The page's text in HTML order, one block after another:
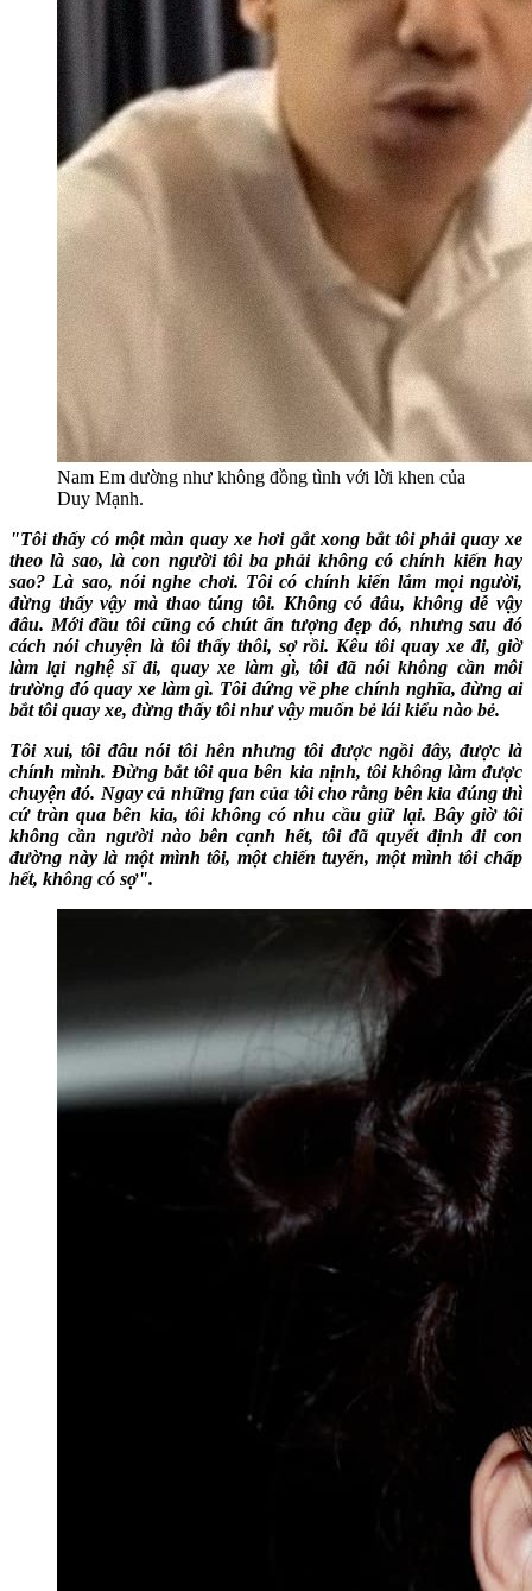
Nam Em dường như không đồng tình với lời khen của
Duy Mạnh.
"Tôi thấy có một màn quay xe hơi gắt xong bắt tôi phải quay xe
theo là sao, là con người tôi ba phải không có chính kiến hay
sao? Là sao, nói nghe chơi. Tôi có chính kiến lắm mọi người,
đừng thấy vậy mà thao túng tôi. Không có đâu, không dễ vậy
đâu. Mới đầu tôi cũng có chút ấn tượng đẹp đó, nhưng sau đó
cách nói chuyện là tôi thấy thôi, sợ rồi. Kêu tôi quay xe đi, giờ
làm lại nghệ sĩ đi, quay xe làm gì, tôi đã nói không cần môi
trường đó quay xe làm gì. Tôi đứng về phe chính nghĩa, đừng ai
bắt tôi quay xe, đừng thấy tôi như vậy muốn bẻ lái kiểu nào bẻ.
Tôi xui, tôi đâu nói tôi hên nhưng tôi được ngồi đây, được là
chính mình. Đừng bắt tôi qua bên kia nịnh, tôi không làm được
chuyện đó. Ngay cả những fan của tôi cho rằng bên kia đúng thì
cứ tràn qua bên kia, tôi không có nhu cầu giữ lại. Bây giờ tôi
không cần người nào bên cạnh hết, tôi đã quyết định đi con
đường này là một mình tôi, một chiến tuyến, một mình tôi chấp
hết, không có sợ".